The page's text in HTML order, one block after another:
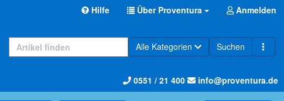
Hilfe Über Proventura Anmelden
Alle Kategorien Suchen
0551 / 21 400 info@proventura.de